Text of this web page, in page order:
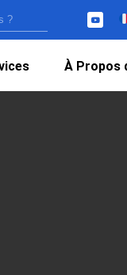
À Propos